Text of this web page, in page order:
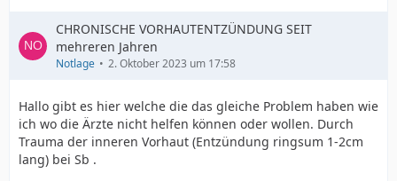
CHRONISCHE VORHAUTENTZÜNDUNG SEIT
mehreren Jahren
Notlage 2. Oktober 2023 um 17:58
Hallo gibt es hier welche die das gleiche Problem haben wie
ich wo die Ärzte nicht helfen können oder wollen. Durch
Trauma der inneren Vorhaut (Entzündung ringsum 1-2cm
lang) bei Sb .